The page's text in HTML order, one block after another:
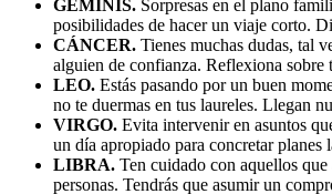
GÉMINIS. Sorpresas en el plano
posibilidades de hacer un viaje corto.
CÁNCER. Tienes muchas dudas, tal
alguien de confianza. Reflexiona sobre
LEO. Estás pasando por un buen
no te duermas en tus laureles. Llegan
VIRGO. Evita intervenir en asuntos
un día apropiado para concretar planes
LIBRA. Ten cuidado con aquellos que
personas. Tendrás que asumir un